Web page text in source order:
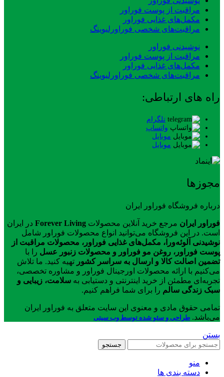
مراقبت از پوست فوراور
مکمل‌های غذایی فوراور
مراقبت‌های شخصی فوراورلیوینگ
نوشیدنی فوراور
مراقبت از پوست فوراور
مکمل‌های غذایی فوراور
مراقبت‌های شخصی فوراورلیوینگ
راه های ارتباطی:
تلگرام
واتساپ
موبایل
موبایل
مجوزها
درباره فروشگاه فوراور ایران
فوراور ایران مرجع خرید آنلاین محصولات Forever Living در ایران
است. در این فروشگاه می‌توانید انواع محصولات فوراور شامل
نوشیدنی آلوئه‌ورا، مکمل‌های غذایی فوراور، محصولات مراقبت از
پوست فوراور، روغن مو فوراور و محصولات زنبور عسل را با
تضمین اصالت کالا و ارسال به سراسر کشور تهیه کنید. ما تلاش
می‌کنیم با ارائه محصولات اورجینال فوراور و مشاوره تخصصی،
تجربه‌ای مطمئن از خرید اینترنتی و دستیابی به سلامت، زیبایی و
سبک زندگی سالم را برای شما فراهم کنیم.
تمامی حقوق مادی و معنوی این سایت متعلق به فوراور ایران
می‌باشد. طراحی و سئو شده توسط وب سیتی
بستن
جستجو
منو
دسته بندی ها